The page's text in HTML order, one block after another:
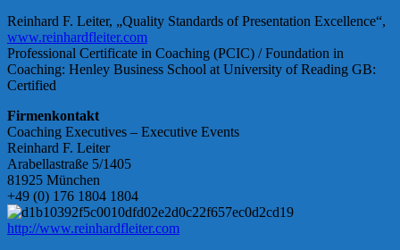
Reinhard F. Leiter, „Quality Standards of Presentation Excellence“,
www.reinhardfleiter.com
Professional Certificate in Coaching (PCIC) / Foundation in
Coaching: Henley Business School at University of Reading GB:
Certified
Firmenkontakt
Coaching Executives – Executive Events
Reinhard F. Leiter
Arabellastraße 5/1405
81925 München
+49 (0) 176 1804 1804
http://www.reinhardfleiter.com